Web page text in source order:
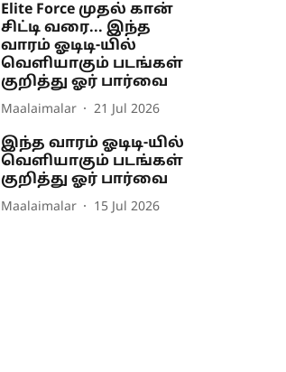
Elite Force முதல் கான்
சிட்டி வரை... இந்த
வாரம் ஓடிடி-யில்
வெளியாகும் படங்கள்
குறித்து ஓர் பார்வை
Maalaimalar 21 Jul 2026
இந்த வாரம் ஓடிடி-யில்
வெளியாகும் படங்கள்
குறித்து ஓர் பார்வை
Maalaimalar 15 Jul 2026